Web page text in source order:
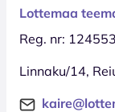
Lottemaa
Reg. nr:
Linnaku/14,